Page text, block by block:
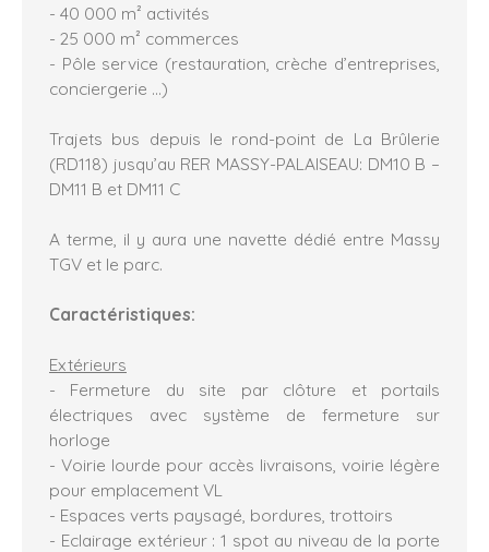
- 40 000 m² activités
- 25 000 m² commerces
- Pôle service (restauration, crèche d’entreprises,
conciergerie …)
Trajets bus depuis le rond-point de La Brûlerie
(RD118) jusqu’au RER MASSY-PALAISEAU: DM10 B –
DM11 B et DM11 C
A terme, il y aura une navette dédié entre Massy
TGV et le parc.
Caractéristiques:
Extérieurs
- Fermeture du site par clôture et portails
électriques avec système de fermeture sur
horloge
- Voirie lourde pour accès livraisons, voirie légère
pour emplacement VL
- Espaces verts paysagé, bordures, trottoirs
- Eclairage extérieur : 1 spot au niveau de la porte